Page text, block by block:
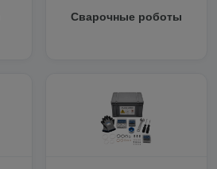
Сварочные роботы